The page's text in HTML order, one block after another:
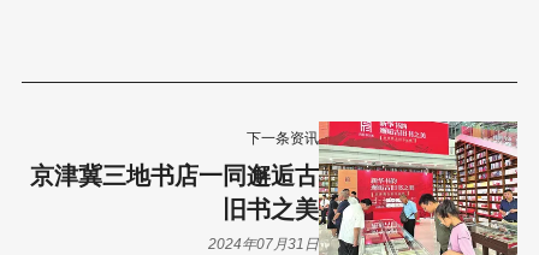
下一条资讯
京津冀三地书店一同邂逅古
旧书之美
2024年07月31日